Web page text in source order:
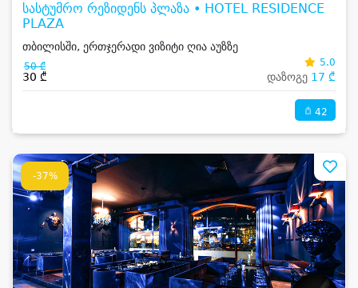
სასტუმრო რეზიდენს პლაზა • HOTEL RESIDENCE
PLAZA
თბილისში, ერთჯერადი ვიზიტი ღია აუზზე
50 ₾
30 ₾
5.0
დაზოგე 17 ₾
42
-37%